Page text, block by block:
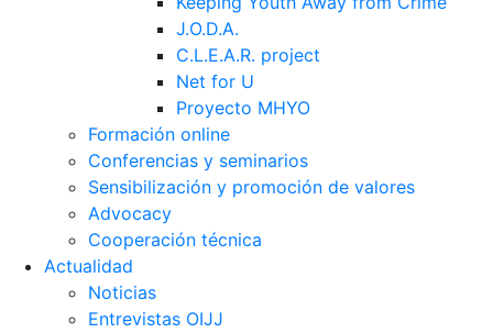
J.O.D.A.
C.L.E.A.R. project
Net for U
Proyecto MHYO
Formación online
Conferencias y seminarios
Sensibilización y promoción de valores
Advocacy
Cooperación técnica
Actualidad
Noticias
Entrevistas OIJJ